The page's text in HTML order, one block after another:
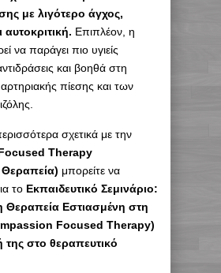
με λιγότερο άγχος,
Επιπλέον, η
να παράγει πιο υγιείς
και βοηθά στη
πίεσης και των
σχετικά με την
Therapy
μπορείτε να
το Εκπαιδευτικό Σεμινάριο:
Θεραπεία Εστιασμένη στη
Focused Therapy)
στο θεραπευτικό